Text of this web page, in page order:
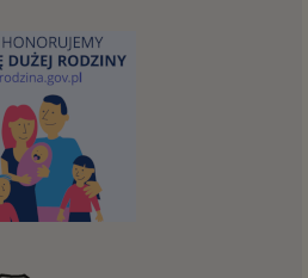
danych dotyczy
przetwarzanie jest
na nasze usprawiedliwione
między innymi konieczność
usługi (np.
Twojego konta nie loguje się
dokonanie pomiarów